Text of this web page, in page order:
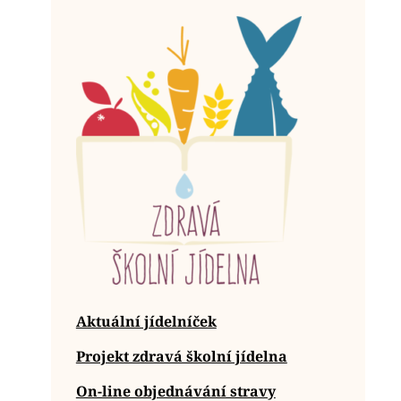
Aktuální jídelníček
Projekt zdravá školní jídelna
On-line objednávání stravy